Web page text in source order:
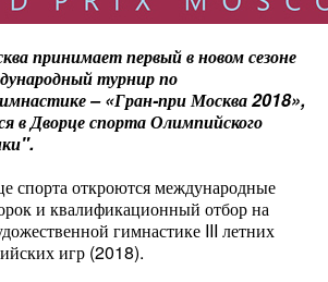
принимает первый в новом сезоне
турнир по
– «Гран-при Москва 2018»,
в Дворце спорта Олимпийского
спорта откроются международные
и квалификационный отбор на
гимнастике III летних
игр (2018).